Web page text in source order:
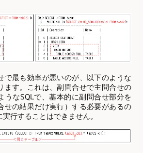
で最も効率が悪いのが、以下のような
ます。これは、副問合せで主問合せの
うなSQLで、基本的に副問合せ部分を
せの結果だけ実行）する必要があるの
行することはできません。